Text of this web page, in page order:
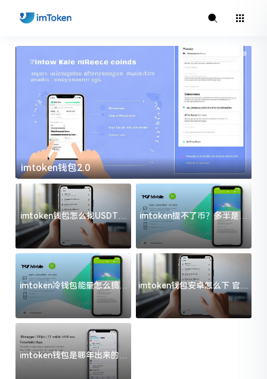
imtoken钱包2.0
imtoken钱包怎么找USDT地
址？三步搞定不踩坑
imtoken提不了币？多半是这
几件事没处理好
imtoken冷钱包能量怎么搞？
过来人告诉你门道
imtoken钱包安卓怎么下 官方
渠道避坑指南
imtoken钱包是哪年出来的？
一文给你说清楚